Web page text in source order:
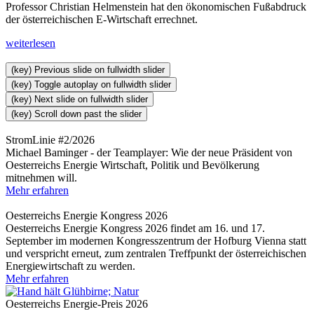
Professor Christian Helmenstein hat den ökonomischen Fußabdruck
der österreichischen E-Wirtschaft errechnet.
weiterlesen
(key) Previous slide on fullwidth slider
(key) Toggle autoplay on fullwidth slider
(key) Next slide on fullwidth slider
(key) Scroll down past the slider
StromLinie #2/2026
Michael Baminger - der Teamplayer: Wie der neue Präsident von
Oesterreichs Energie Wirtschaft, Politik und Bevölkerung
mitnehmen will.
Mehr erfahren
Oesterreichs Energie Kongress 2026
Oesterreichs Energie Kongress 2026 findet am 16. und 17.
September im modernen Kongresszentrum der Hofburg Vienna statt
und verspricht erneut, zum zentralen Treffpunkt der österreichischen
Energiewirtschaft zu werden.
Mehr erfahren
Oesterreichs Energie-Preis 2026